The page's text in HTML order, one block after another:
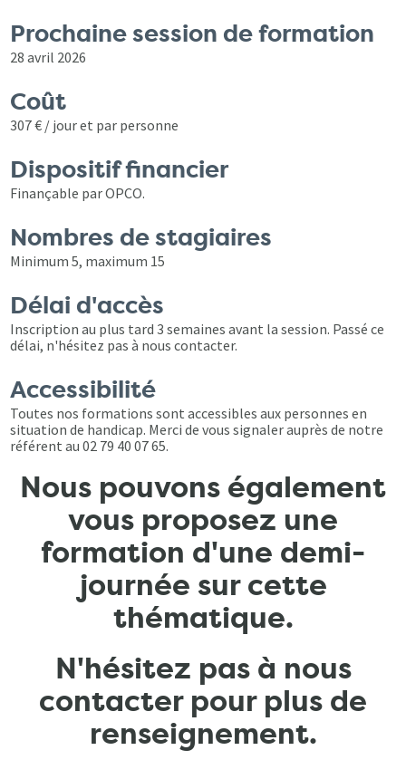
Prochaine session de formation
28 avril 2026
Coût
307 € / jour et par personne
Dispositif financier
Finançable par OPCO.
Nombres de stagiaires
Minimum 5, maximum 15
Délai d'accès
Inscription au plus tard 3 semaines avant la session. Passé ce
délai, n'hésitez pas à nous contacter.
Accessibilité
Toutes nos formations sont accessibles aux personnes en
situation de handicap. Merci de vous signaler auprès de notre
référent au 02 79 40 07 65.
Nous pouvons également
vous proposez une
formation d'une demi-
journée sur cette
thématique.
N'hésitez pas à nous
contacter pour plus de
renseignement.